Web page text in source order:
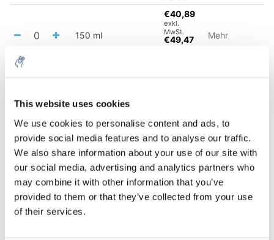
This website uses cookies
We use cookies to personalise content and ads, to
provide social media features and to analyse our traffic.
We also share information about your use of our site with
our social media, advertising and analytics partners who
may combine it with other information that you’ve
provided to them or that they’ve collected from your use
of their services.
150 ml
€40,89
exkl.
MwSt.
€49,47 Mehr
€43,25
MwSt.
400 ml
€49,90
MwSt.
€60,37
Inkl.
MwSt.
Mehr
€52,03